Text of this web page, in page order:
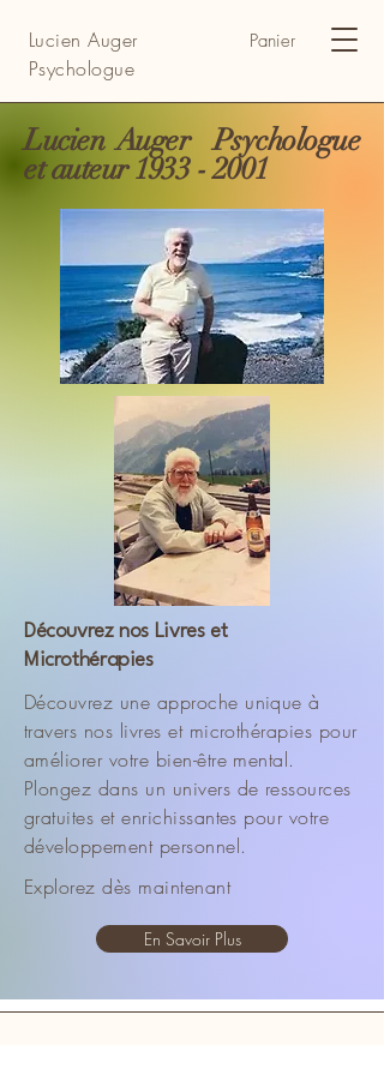
Lucien Auger
Psychologue
Panier
Lucien Auger Psychologue
et auteur1933 - 2001
Découvrez nos Livres et
Microthérapies
Découvrez une approche unique à
travers nos livres et microthérapies pour
améliorer votre bien-être mental.
Plongez dans un univers de ressources
gratuites et enrichissantes pour votre
développement personnel.
Explorez dès maintenant
En Savoir Plus